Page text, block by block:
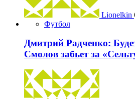
Lionelkin
Футбол
Дмитрий Радченко:
Смолов забьет за